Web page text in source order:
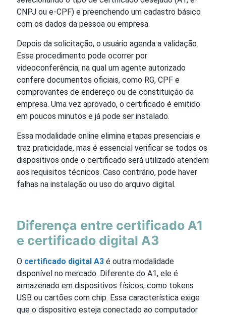
CNPJ ou e-CPF) e preenchendo um cadastro básico
com os dados da pessoa ou empresa.
Depois da solicitação, o usuário agenda a validação.
Esse procedimento pode ocorrer por
videoconferência, na qual um agente autorizado
confere documentos oficiais, como RG, CPF e
comprovantes de endereço ou de constituição da
empresa. Uma vez aprovado, o certificado é emitido
em poucos minutos e já pode ser instalado.
Essa modalidade online elimina etapas presenciais e
traz praticidade, mas é essencial verificar se todos os
dispositivos onde o certificado será utilizado atendem
aos requisitos técnicos. Caso contrário, pode haver
falhas na instalação ou uso do arquivo digital.
Diferença entre certificado A1
e certificado digital A3
O certificado digital A3 é outra modalidade
disponível no mercado. Diferente do A1, ele é
armazenado em dispositivos físicos, como tokens
USB ou cartões com chip. Essa característica exige
que o dispositivo esteja conectado ao computador